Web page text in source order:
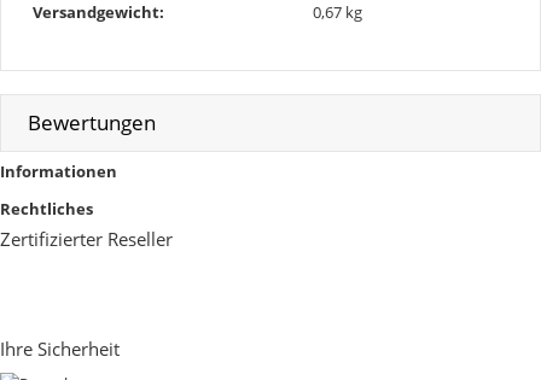
Versandgewicht‍: 0,67 kg
Bewertungen
Informationen
Rechtliches
Zertifizierter Reseller
Ihre Sicherheit